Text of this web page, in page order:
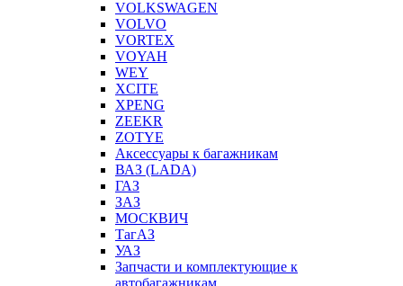
VOLKSWAGEN
VOLVO
VORTEX
VOYAH
WEY
XCITE
XPENG
ZEEKR
ZOTYE
Аксессуары к багажникам
ВАЗ (LADA)
ГАЗ
ЗАЗ
МОСКВИЧ
ТагАЗ
УАЗ
Запчасти и комплектующие к
автобагажникам